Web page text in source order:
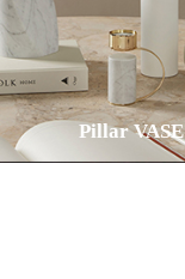
Pillar VASE